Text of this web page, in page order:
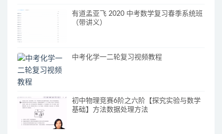
有道孟亚飞 2020 中考数学复习春季系统班
（带讲义）
中考化学一二轮复习视频教程
初中物理竞赛6阶之六阶【探究实验与数学
基础】方法数据处理方法